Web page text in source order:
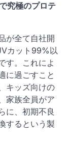
究極のプロテ
が全て自社開
カット99%以
す。これによ
に過ごすこと
キッズ向けの
家族全員がア
に、初期不良
するという製